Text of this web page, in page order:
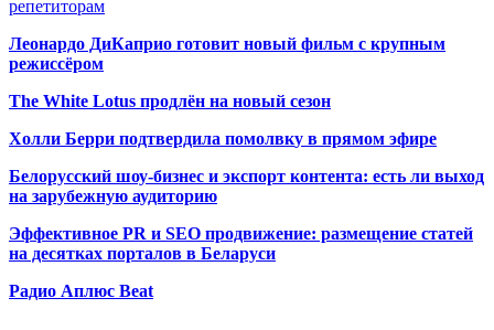
репетиторам
Леонардо ДиКаприо готовит новый фильм с крупным
режиссёром
The White Lotus продлён на новый сезон
Холли Берри подтвердила помолвку в прямом эфире
Белорусский шоу-бизнес и экспорт контента: есть ли выход
на зарубежную аудиторию
Эффективное PR и SEO продвижение: размещение статей
на десятках порталов в Беларуси
Радио Аплюс Beat